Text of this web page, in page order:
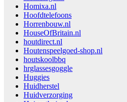
Homixa.nl
Hoofdtelefoons
Horrenbouw.nl
HouseOfBritain.nl
houtdirect.nl
Houtenspeelgoed-shop.nl
houtskoolbbq
hrglassesgoggle
Huggies
Huidherstel
Huidverzorging